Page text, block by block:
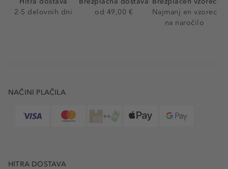
2-5 delovnih dni
od 49,00 €
Najmanj en vzorec
na naročilo
NAČINI PLAČILA
HITRA DOSTAVA